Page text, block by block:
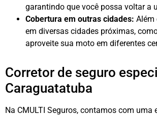
garantindo que você possa voltar a
Cobertura em outras cidades: Além
em diversas cidades próximas,
aproveite sua moto em diferentes
Corretor de seguro
Caraguatatuba
Na CMULTI Seguros, contamos com